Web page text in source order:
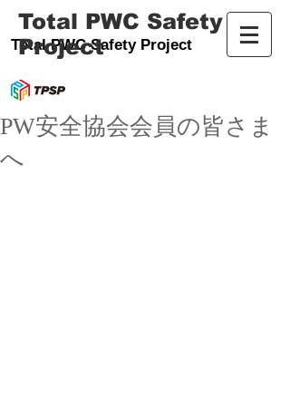
Total PWC Safety Project
Total PWC Safety
Project
PW安全協会会員の皆さま
へ